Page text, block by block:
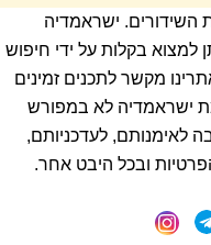
ישראמדיה
למצוא בקלות על ידי חיפוש
מקשר לתכנים זמינים
ישראמדיה לא במפורש
לאימנותם, לעדכניותם,
ובכל היבט אחר.